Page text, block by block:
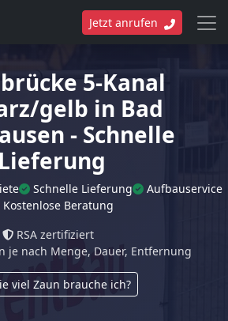
Jetzt anrufen
5-Kanal
gelb in Bad
- Schnelle
Lieferung
Schnelle Lieferung
Aufbauservice
Kostenlose Beratung
RSA zertifiziert
je nach Menge, Dauer, Entfernung
viel Zaun brauche ich?